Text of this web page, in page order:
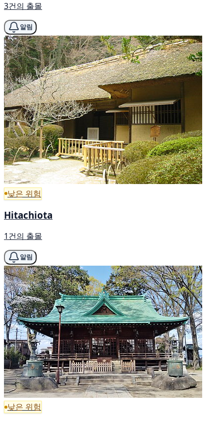
3건의 출몰
알림
낮은 위험
Hitachiota
1건의 출몰
알림
낮은 위험